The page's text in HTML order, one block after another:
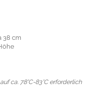
38 cm
ca. 78°C-83°C erforderlich